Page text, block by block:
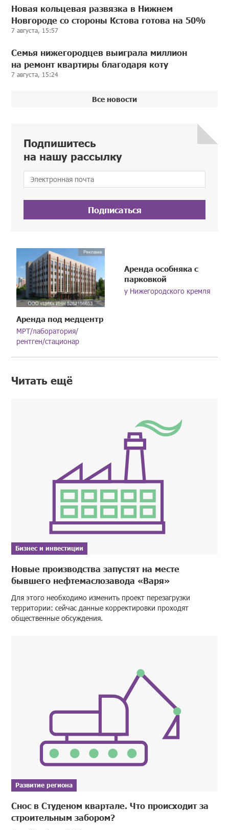
Новая кольцевая развязка в Нижнем
Новгороде со стороны Кстова готова на 50%
7 августа, 15:57
Семья нижегородцев выиграла миллион
на ремонт квартиры благодаря коту
7 августа, 15:24
Все новости
Подпишитесь
на нашу рассылку
Подписаться
Аренда под медцентр
МРТ/лаборатория/
рентген/стационар
Аренда особняка с
парковкой
у Нижегородского кремля
Читать ещё
Бизнес и инвестиции
Новые производства запустят на месте
бывшего нефтемаслозавода «Варя»
Для этого необходимо изменить проект перезагрузки
территории: сейчас данные корректировки проходят
общественные обсуждения.
Развитие региона
Снос в Студеном квартале. Что происходит за
строительным забором?